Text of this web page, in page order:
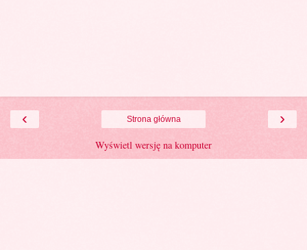
‹ ›
Strona główna
Wyświetl wersję na komputer